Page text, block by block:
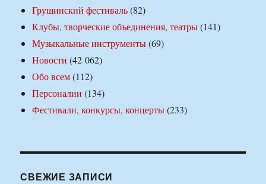
Грушинский фестиваль(82)
Клубы, творческие объединения, театры(141)
Музыкальные инструменты(69)
Новости (42 062)
Обо всем(112)
Персоналии (134)
Фестивали, конкурсы, концерты(233)
СВЕЖИЕ ЗАПИСИ